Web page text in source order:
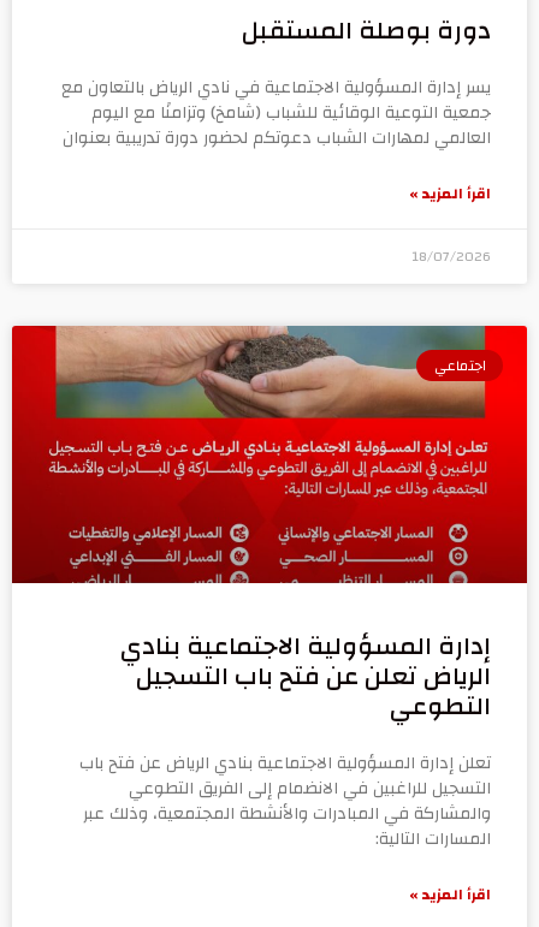
دورة بوصلة المستقبل
يسر إدارة المسؤولية الاجتماعية في نادي الرياض بالتعاون مع
جمعية التوعية الوقائية للشباب (شامخ) وتزامنًا مع اليوم
العالمي لمهارات الشباب دعوتكم لحضور دورة تدريبية بعنوان
اقرأ المزيد »
18/07/2026
اجتماعي
إدارة المسؤولية الاجتماعية بنادي
الرياض تعلن عن فتح باب التسجيل
التطوعي
تعلن إدارة المسؤولية الاجتماعية بنادي الرياض عن فتح باب
التسجيل للراغبين في الانضمام إلى الفريق التطوعي
والمشاركة في المبادرات والأنشطة المجتمعية، وذلك عبر
المسارات التالية:
اقرأ المزيد »